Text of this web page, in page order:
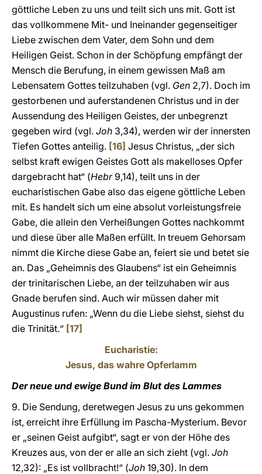
göttliche Leben zu uns und teilt sich uns mit. Gott ist
das vollkommene Mit- und Ineinander gegenseitiger
Liebe zwischen dem Vater, dem Sohn und dem
Heiligen Geist. Schon in der Schöpfung empfängt der
Mensch die Berufung, in einem gewissen Maß am
Lebensatem Gottes teilzuhaben (vgl. Gen 2,7). Doch im
gestorbenen und auferstandenen Christus und in der
Aussendung des Heiligen Geistes, der unbegrenzt
gegeben wird (vgl. Joh 3,34), werden wir der innersten
Tiefen Gottes anteilig. [16] Jesus Christus, „der sich
selbst kraft ewigen Geistes Gott als makelloses Opfer
dargebracht hat“ (Hebr9,14), teilt uns in der
eucharistischen Gabe also das eigene göttliche Leben
mit. Es handelt sich um eine absolut vorleistungsfreie
Gabe, die allein den Verheißungen Gottes nachkommt
und diese über alle Maßen erfüllt. In treuem Gehorsam
nimmt die Kirche diese Gabe an, feiert sie und betet sie
an. Das „Geheimnis des Glaubens“ ist ein Geheimnis
der trinitarischen Liebe, an der teilzuhaben wir aus
Gnade berufen sind. Auch wir müssen daher mit
Augustinus rufen: „Wenn du die Liebe siehst, siehst du
die Trinität.“ [17]
Eucharistie:
Jesus, das wahre Opferlamm
Der neue und ewige Bund im Blut des Lammes
9. Die Sendung, deretwegen Jesus zu uns gekommen
ist, erreicht ihre Erfüllung im Pascha-Mysterium. Bevor
er „seinen Geist aufgibt“, sagt er von der Höhe des
Kreuzes aus, von der er alle an sich zieht (vgl. Joh
12,32): „Es ist vollbracht!“ (Joh 19,30). In dem